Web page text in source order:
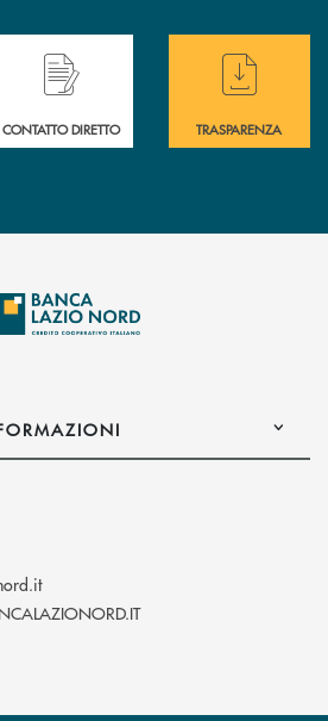
Hai bisogno di assistenza immediata ?
CONTATTO DIRETTO
Hai bisogno di
TRASPARENZA
(si apre l’app di posta elettronica)
(si apre l’app di posta